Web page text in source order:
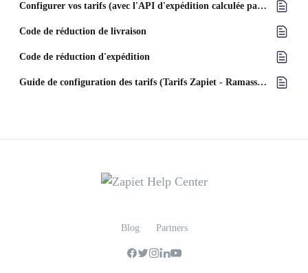
Configurer vos tarifs (avec l'API d'expédition calculée par le transporteur)
Code de réduction de livraison
Code de réduction d'expédition
Guide de configuration des tarifs (Tarifs Zapiet - Ramassage + Livraison)
Blog Partners